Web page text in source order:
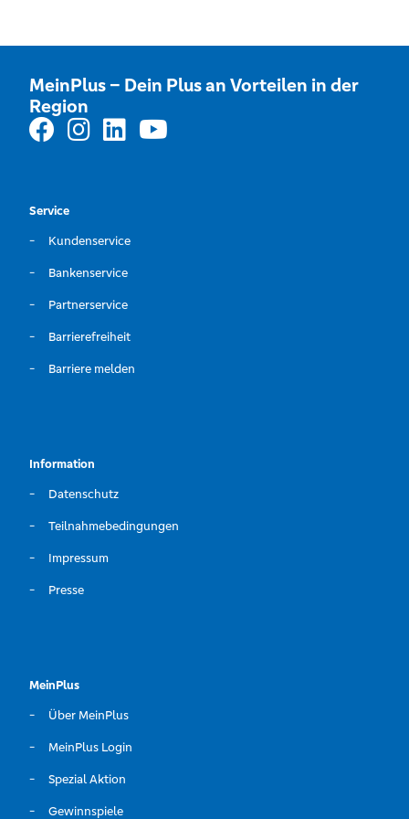
MeinPlus – Dein Plus an Vorteilen in der
Region
Service
Kundenservice
Bankenservice
Partnerservice
Barrierefreiheit
Barriere melden
Information
Datenschutz
Teilnahmebedingungen
Impressum
Presse
MeinPlus
Über MeinPlus
MeinPlus Login
Spezial Aktion
Gewinnspiele